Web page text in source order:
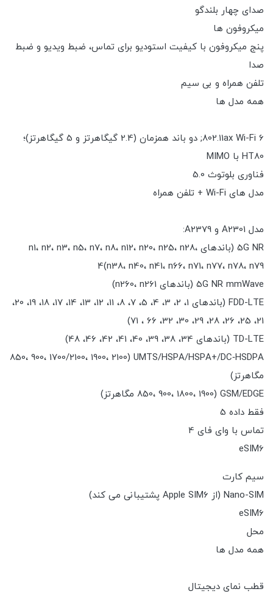
صدای چهار بلندگو
میکروفون ها
پنج میکروفون با کیفیت استودیو برای تماس، ضبط ویدیو و ضبط
صدا
تلفن همراه و بی سیم
همه مدل ها
802.11ax Wi-Fi 6; دو باند همزمان (2.4 گیگاهرتز و 5 گیگاهرتز)؛
HT80 با MIMO
فناوری بلوتوث 5.0
مدل های Wi-Fi + تلفن همراه
مدل A2301 و A2379:
5G NR (باندهای n1، n2، n3، n5، n7، n8، n12، n20، n25، n28،
n38، n40، n41، n66، n71، n77، n78، n79)4
5G NR mmWave (باندهای n260، n261)
FDD-LTE (باندهای 1، 2، 3، 4، 5، 7، 8، 11، 12، 13، 14، 17، 18، 19، 20،
21، 25، 26، 28، 29، 30، 32، 66 ، 71)
TD-LTE (باندهای 34، 38، 39، 40، 41، 42، 46، 48)
UMTS/HSPA/HSPA+/DC‑HSDPA (850، 900، 1700/2100، 1900، 2100
مگاهرتز)
GSM/EDGE (850، 900، 1800، 1900 مگاهرتز)
فقط داده 5
تماس با وای فای 4
eSIM6
سیم کارت
Nano-SIM (از Apple SIM6 پشتیبانی می کند)
eSIM6
محل
همه مدل ها
قطب نمای دیجیتال